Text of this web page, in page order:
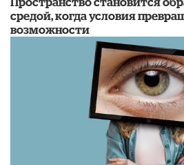
средой, когда условия
возможности